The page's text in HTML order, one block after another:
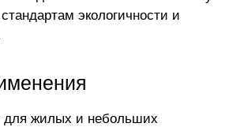
экологичности и
для жилых и небольших